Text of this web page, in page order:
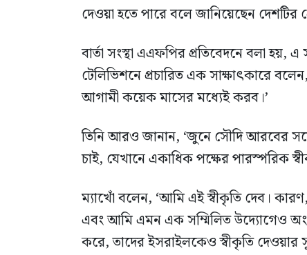
দেওয়া হতে পারে বলে জানিয়েছেন দেশটির
বার্তা সংস্থা এএফপির প্রতিবেদনে বলা হয়,
টেলিভিশনে প্রচারিত এক সাক্ষাৎকারে
আগামী কয়েক মাসের মধ্যেই করব।’
তিনি আরও জানান, ‘জুনে সৌদি আরবের
চাই, যেখানে একাধিক পক্ষের পারস্পরিক
ম্যাখোঁ বলেন, ‘আমি এই স্বীকৃতি দেব।
এবং আমি এমন এক সম্মিলিত উদ্যোগেও অংশ
করে, তাদের ইসরাইলকেও স্বীকৃতি দেওয়ার